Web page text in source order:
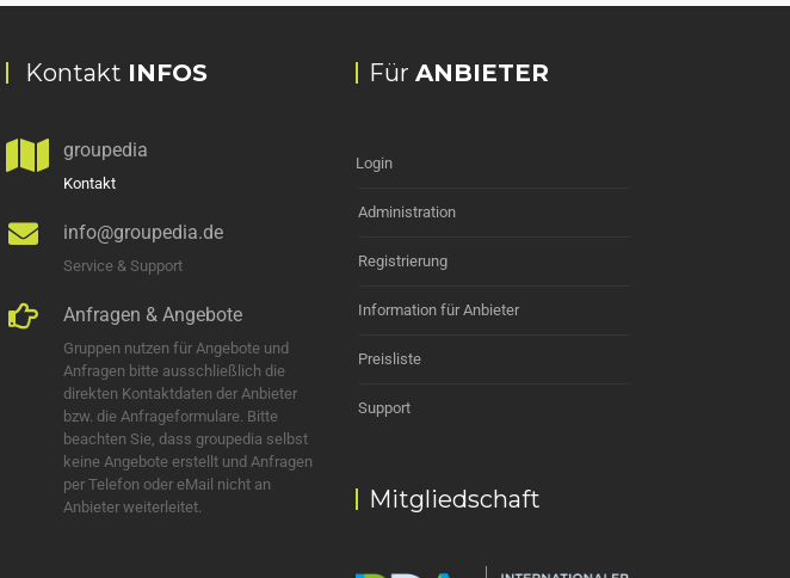
Kontakt INFOS
groupedia
Kontakt
info@groupedia.de
Service & Support
Anfragen & Angebote
Gruppen nutzen für Angebote und
Anfragen bitte ausschließlich die
direkten Kontaktdaten der Anbieter
bzw. die Anfrageformulare. Bitte
beachten Sie, dass groupedia selbst
keine Angebote erstellt und Anfragen
per Telefon oder eMail nicht an
Anbieter weiterleitet.
Für ANBIETER
Login
Administration
Registrierung
Information für Anbieter
Preisliste
Support
Mitgliedschaft